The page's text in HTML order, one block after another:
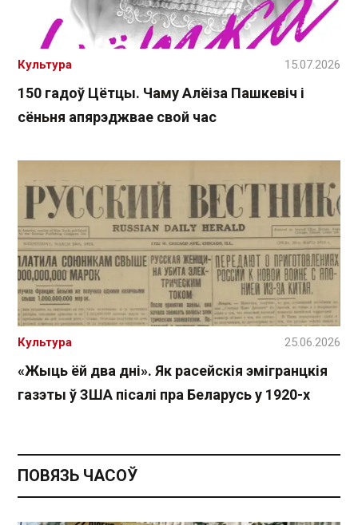
150 гадоў Цётцы. Чаму Алёіза Пашкевіч і
сёньня апярэджвае свой час
Культура 15.07.2026
«Жыць ёй два дні». Як расейскія эмігранцкія
газэты ў ЗША пісалі пра Беларусь у 1920-х
Культура 25.06.2026
ПОВЯЗЬ ЧАСОЎ